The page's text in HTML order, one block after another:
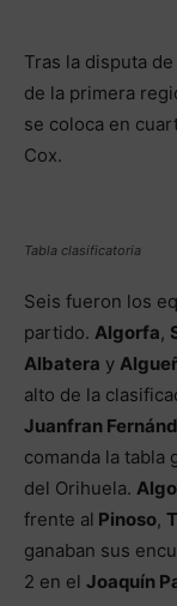
Tras la disputa
de la primera
se coloca en
Cox.
Tabla clasificatoria
Seis fueron los
partido. Algorfa,
Albatera y
alto de la
Juanfran
comanda la tabla
del Orihuela.
frente al Pinoso,
ganaban sus
2 en el Joaquín